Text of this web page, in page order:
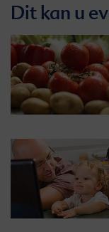
Dit kan u